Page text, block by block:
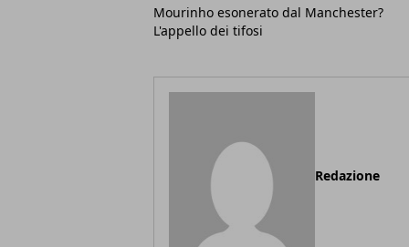
Mourinho esonerato dal Manchester?
L'appello dei tifosi
Redazione